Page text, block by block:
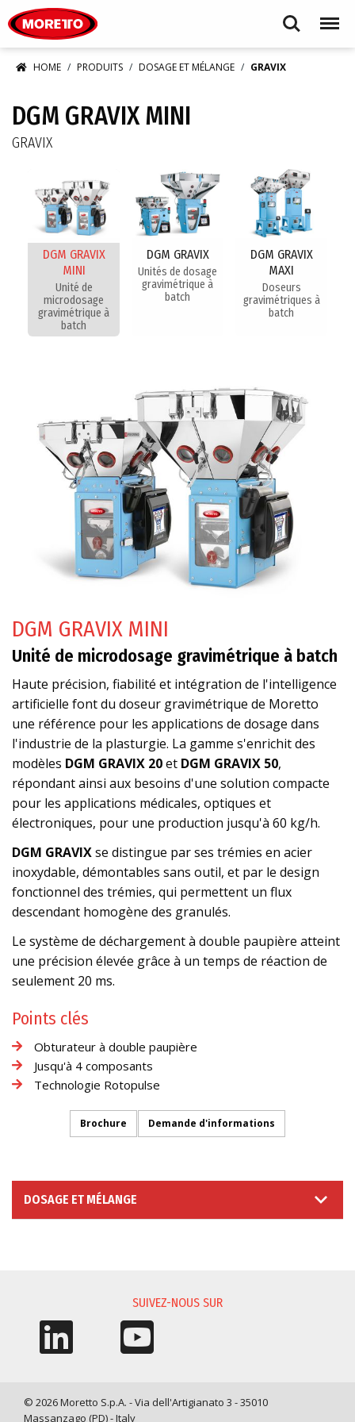
Search Menu
HOME PRODUITS DOSAGE ET MÉLANGE GRAVIX
DGM GRAVIX MINI
GRAVIX
DGM GRAVIX
MINI
Unité de
microdosage
gravimétrique à
batch
DGM GRAVIX
Unités de dosage
gravimétrique à
batch
DGM GRAVIX
MAXI
Doseurs
gravimétriques à
batch
DGM GRAVIX MINI
Unité de microdosage gravimétrique à batch
Haute précision, fiabilité et intégration de l'intelligence
artificielle font du doseur gravimétrique de Moretto
une référence pour les applications de dosage dans
l'industrie de la plasturgie. La gamme s'enrichit des
modèles DGM GRAVIX 20et DGM GRAVIX 50,
répondant ainsi aux besoins d'une solution compacte
pour les applications médicales, optiques et
électroniques, pour une production jusqu'à 60 kg/h.
DGM GRAVIXse distingue par ses trémies en acier
inoxydable, démontables sans outil, et par le design
fonctionnel des trémies, qui permettent un flux
descendant homogène des granulés.
Le système de déchargement à double paupière atteint
une précision élevée grâce à un temps de réaction de
seulement 20 ms.
Points clés
Obturateur à double paupière
Jusqu'à 4 composants
Technologie Rotopulse
Brochure Demande d'informations
DOSAGE ET MÉLANGE
SUIVEZ-NOUS SUR
© 2026 Moretto S.p.A. - Via dell'Artigianato 3 - 35010
Massanzago (PD) - Italy